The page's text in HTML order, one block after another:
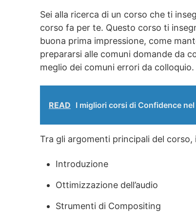
Sei alla ricerca di un corso che ti
corso fa per te. Questo corso ti
buona prima impressione, come
prepararsi alle comuni domande da
meglio dei comuni errori da colloquio.
READ I migliori corsi di Confidence
Tra gli argomenti principali del corso,
Introduzione
Ottimizzazione dell’audio
Strumenti di Compositing